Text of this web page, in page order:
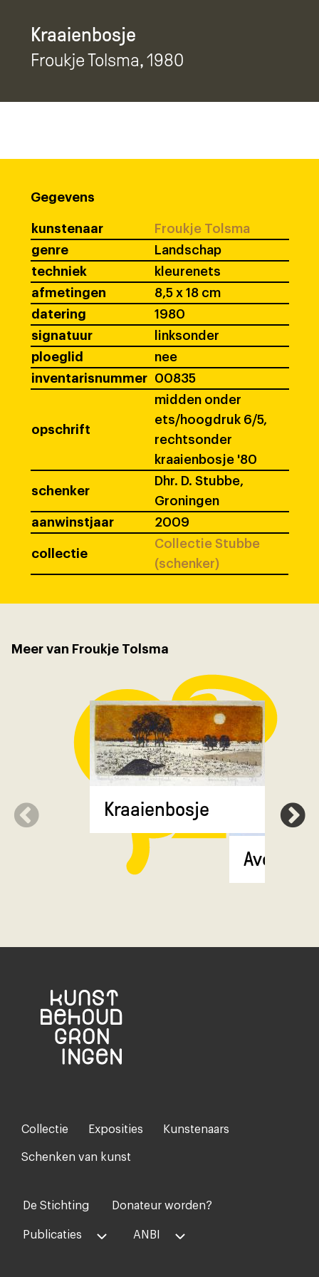
Kraaienbosje
Froukje Tolsma, 1980
Gegevens
kunstenaar
Froukje Tolsma
genre
Landschap
techniek
kleurenets
afmetingen
8,5 x 18 cm
datering
1980
signatuur
linksonder
ploeglid
nee
inventarisnummer
00835
opschrift
midden onder
ets/hoogdruk 6/5,
rechtsonder
kraaienbosje '80
schenker
Dhr. D. Stubbe,
Groningen
aanwinstjaar
2009
collectie
Collectie Stubbe
(schenker)
Meer van Froukje Tolsma
Kraaienbosje
Avond
Footer-
menu
Collectie Exposities Kunstenaars
Schenken van kunst
Voet
midden
De Stichting Donateur worden?
Publicaties ANBI